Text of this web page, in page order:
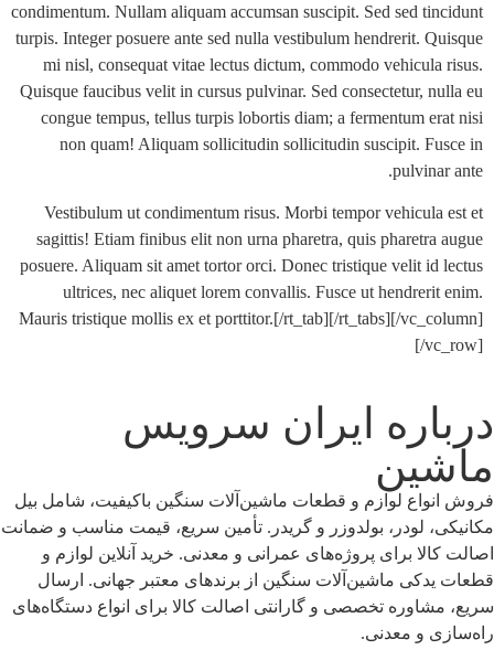
condimentum. Nullam aliquam accumsan suscipit. Sed sed
turpis. Integer posuere ante sed nulla vestibulum hendrerit.
mi nisl, consequat vitae lectus dictum, commodo
Quisque faucibus velit in cursus pulvinar. Sed consectetur,
congue tempus, tellus turpis lobortis diam; a fermentum
non quam! Aliquam sollicitudin sollicitudin suscipit.
Vestibulum ut condimentum risus. Morbi tempor
sagittis! Etiam finibus elit non urna pharetra, quis
posuere. Aliquam sit amet tortor orci. Donec tristique velit
ultrices, nec aliquet lorem convallis. Fusce ut
Mauris tristique mollis ex et porttitor.[/rt_tab][/rt_tabs][/
[/
ایران سرویس
لوازم و قطعات ماشین‌آلات سنگین باکیفیت، شامل بیل
لودر، بولدوزر و گریدر. تأمین سریع، قیمت مناسب و ضمانت
برای پروژه‌های عمرانی و معدنی. خرید آنلاین لوازم و
ماشین‌آلات سنگین از برندهای معتبر جهانی. ارسال
تخصصی و گارانتی اصالت کالا برای انواع دستگاه‌های
و معدنی.